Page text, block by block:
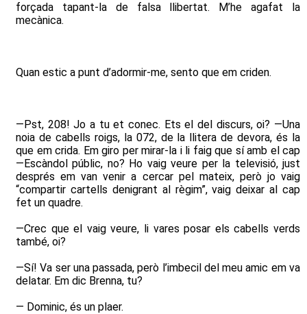
forçada tapant-la de falsa llibertat. M’he agafat la
mecànica.
Quan estic a punt d’adormir-me, sento que em criden.
—Pst, 208! Jo a tu et conec. Ets el del discurs, oi? —Una
noia de cabells roigs, la 072, de la llitera de devora, és la
que em crida. Em giro per mirar-la i li faig que sí amb el cap
—Escàndol públic, no? Ho vaig veure per la televisió, just
després em van venir a cercar pel mateix, però jo vaig
“compartir cartells denigrant al règim”, vaig deixar al cap
fet un quadre.
—Crec que el vaig veure, li vares posar els cabells verds
també, oi?
—Sí! Va ser una passada, però l’imbecil del meu amic em va
delatar. Em dic Brenna, tu?
— Dominic, és un plaer.